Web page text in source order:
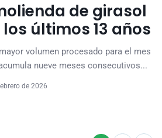
de girasol
últimos 13 años
volumen procesado para el mes
nueve meses consecutivos...
de 2026